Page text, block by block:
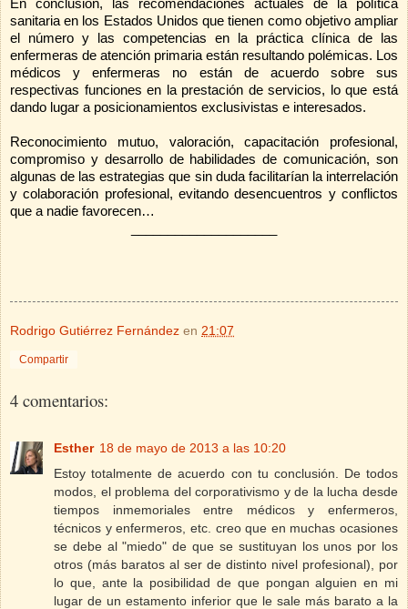
En conclusión, las recomendaciones actuales de la política
sanitaria en los Estados Unidos que tienen como objetivo ampliar
el número y las competencias en la práctica clínica de las
enfermeras de atención primaria están resultando polémicas. Los
médicos y enfermeras no están de acuerdo sobre sus
respectivas funciones en la prestación de servicios, lo que está
dando lugar a posicionamientos exclusivistas e interesados.
Reconocimiento mutuo, valoración, capacitación profesional,
compromiso y desarrollo de habilidades de comunicación, son
algunas de las estrategias que sin duda facilitarían la interrelación
y colaboración profesional, evitando desencuentros y conflictos
que a nadie favorecen…
Rodrigo Gutiérrez Fernández en 21:07
Compartir
4 comentarios:
Esther 18 de mayo de 2013 a las 10:20
Estoy totalmente de acuerdo con tu conclusión. De todos
modos, el problema del corporativismo y de la lucha desde
tiempos inmemoriales entre médicos y enfermeros,
técnicos y enfermeros, etc. creo que en muchas ocasiones
se debe al "miedo" de que se sustituyan los unos por los
otros (más baratos al ser de distinto nivel profesional), por
lo que, ante la posibilidad de que pongan alguien en mi
lugar de un estamento inferior que le sale más barato a la